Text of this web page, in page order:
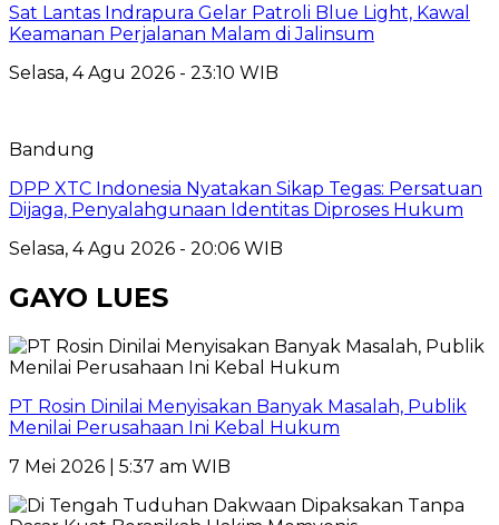
Sat Lantas Indrapura Gelar Patroli Blue Light, Kawal
Keamanan Perjalanan Malam di Jalinsum
Selasa, 4 Agu 2026 - 23:10 WIB
Bandung
DPP XTC Indonesia Nyatakan Sikap Tegas: Persatuan
Dijaga, Penyalahgunaan Identitas Diproses Hukum
Selasa, 4 Agu 2026 - 20:06 WIB
GAYO LUES
PT Rosin Dinilai Menyisakan Banyak Masalah, Publik
Menilai Perusahaan Ini Kebal Hukum
7 Mei 2026 | 5:37 am WIB